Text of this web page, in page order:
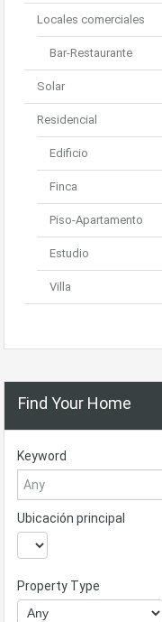
Locales comerciales
Bar-Restaurante
Solar
Residencial
Edificio
Finca
Piso-Apartamento
Estudio
Villa
Find Your Home
Keyword
Ubicación principal
Property Type